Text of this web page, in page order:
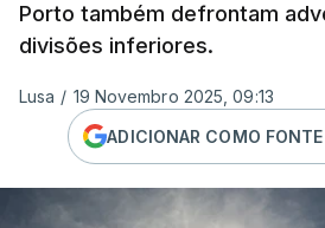
Porto também defrontam
divisões inferiores.
Lusa / 19 Novembro 2025, 09:13
ADICIONAR COMO